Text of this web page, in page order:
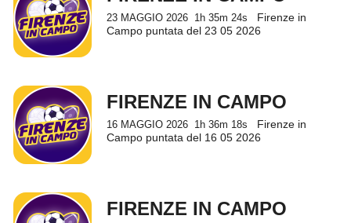
23 MAGGIO 2026 1h 35m 24s
Firenze in
Campo puntata del 23 05 2026
FIRENZE IN CAMPO
16 MAGGIO 2026 1h 36m 18s
Firenze in
Campo puntata del 16 05 2026
FIRENZE IN CAMPO